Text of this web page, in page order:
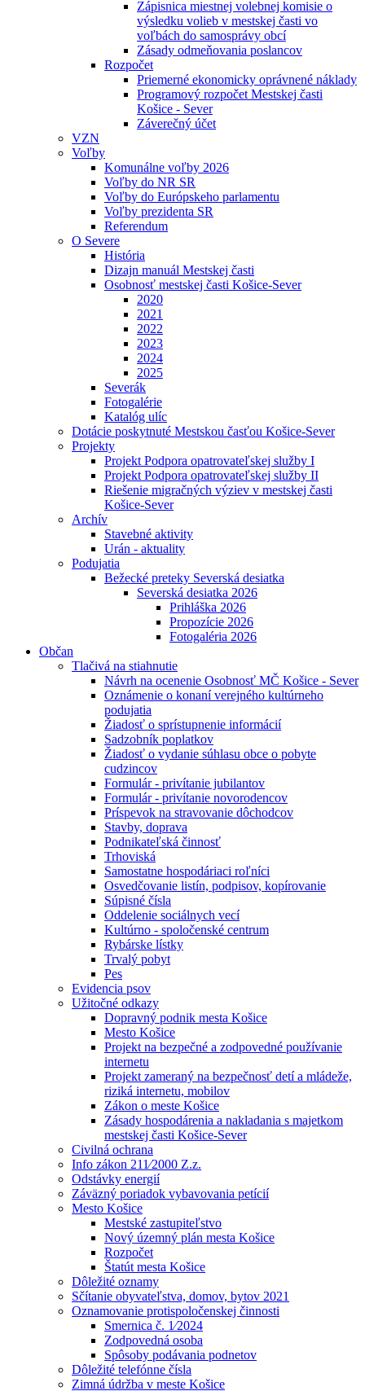
Zápisnica miestnej volebnej komisie o
výsledku volieb v mestskej časti vo
voľbách do samosprávy obcí
Zásady odmeňovania poslancov
Rozpočet
Priemerné ekonomicky oprávnené náklady
Programový rozpočet Mestskej časti
Košice - Sever
Záverečný účet
VZN
Voľby
Komunálne voľby 2026
Voľby do NR SR
Voľby do Európskeho parlamentu
Voľby prezidenta SR
Referendum
O Severe
História
Dizajn manuál Mestskej časti
Osobnosť mestskej časti Košice-Sever
2020
2021
2022
2023
2024
2025
Severák
Fotogalérie
Katalóg ulíc
Dotácie poskytnuté Mestskou časťou Košice-Sever
Projekty
Projekt Podpora opatrovateľskej služby I
Projekt Podpora opatrovateľskej služby II
Riešenie migračných výziev v mestskej časti
Košice-Sever
Archív
Stavebné aktivity
Urán - aktuality
Podujatia
Bežecké preteky Severská desiatka
Severská desiatka 2026
Prihláška 2026
Propozície 2026
Fotogaléria 2026
Občan
Tlačivá na stiahnutie
Návrh na ocenenie Osobnosť MČ Košice - Sever
Oznámenie o konaní verejného kultúrneho
podujatia
Žiadosť o sprístupnenie informácií
Sadzobník poplatkov
Žiadosť o vydanie súhlasu obce o pobyte
cudzincov
Formulár - privítanie jubilantov
Formulár - privítanie novorodencov
Príspevok na stravovanie dôchodcov
Stavby, doprava
Podnikateľská činnosť
Trhoviská
Samostatne hospodáriaci roľníci
Osvedčovanie listín, podpisov, kopírovanie
Súpisné čísla
Oddelenie sociálnych vecí
Kultúrno - spoločenské centrum
Rybárske lístky
Trvalý pobyt
Pes
Evidencia psov
Užitočné odkazy
Dopravný podnik mesta Košice
Mesto Košice
Projekt na bezpečné a zodpovedné používanie
internetu
Projekt zameraný na bezpečnosť detí a mládeže,
riziká internetu, mobilov
Zákon o meste Košice
Zásady hospodárenia a nakladania s majetkom
mestskej časti Košice-Sever
Civilná ochrana
Info zákon 211⁄2000 Z.z.
Odstávky energií
Záväzný poriadok vybavovania petícií
Mesto Košice
Mestské zastupiteľstvo
Nový územný plán mesta Košice
Rozpočet
Štatút mesta Košice
Dôležité oznamy
Sčítanie obyvateľstva, domov, bytov 2021
Oznamovanie protispoločenskej činnosti
Smernica č. 1⁄2024
Zodpovedná osoba
Spôsoby podávania podnetov
Dôležité telefónne čísla
Zimná údržba v meste Košice